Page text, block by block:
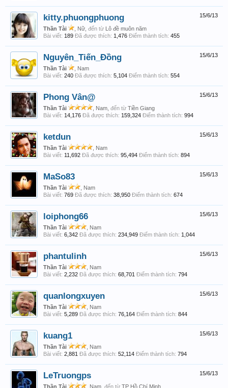
15/6/13
kitty.phuongphuong
Thần Tài , Nữ, đến từ Lô đề muôn năm
Bài viết: 189 Đã được thích: 1,476 Điểm thành tích: 455
15/6/13
Nguyên_Tiến_Đồng
Thần Tài
, Nam
Bài viết: 240 Đã được thích: 5,104 Điểm thành tích: 554
15/6/13
Phong Vân@
Thần Tài , Nam, đến từ Tiền Giang
Bài viết: 14,176 Đã được thích: 159,324 Điểm thành tích: 994
15/6/13
ketdun
Thần Tài
, Nam
Bài viết: 11,692 Đã được thích: 95,494 Điểm thành tích: 894
15/6/13
MaSo83
Thần Tài
, Nam
Bài viết: 769 Đã được thích: 38,950 Điểm thành tích: 674
15/6/13
loiphong66
Thần Tài
, Nam
Bài viết: 6,342 Đã được thích: 234,949 Điểm thành tích: 1,044
15/6/13
phantulinh
Thần Tài
, Nam
Bài viết: 2,232 Đã được thích: 68,701 Điểm thành tích: 794
15/6/13
quanlongxuyen
Thần Tài
, Nam
Bài viết: 5,289 Đã được thích: 76,164 Điểm thành tích: 844
15/6/13
kuang1
Thần Tài
, Nam
Bài viết: 2,881 Đã được thích: 52,114 Điểm thành tích: 794
15/6/13
LeTruongps
Thần Tài , Nam, đến từ TP Hồ Chí Minh